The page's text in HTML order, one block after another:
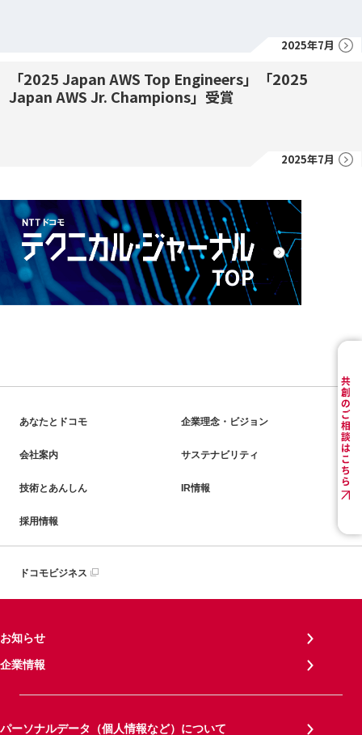
2025年7月
「2025 Japan AWS Top Engineers」「2025
Japan AWS Jr. Champions」受賞
2025年7月
あなたとドコモ 企業理念・ビジョン
会社案内 サステナビリティ
技術とあんしん IR情報
採用情報
ドコモビジネス
お知らせ
企業情報
パーソナルデータ（個人情報など）について